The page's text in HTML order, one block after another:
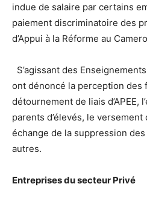
indue de salaire par certains
paiement discriminatoire des
d’Appui à la Réforme au
S’agissant des
ont dénoncé la perception des
détournement de liais d’APEE,
parents d’élevés, le versement
échange de la suppression
autres.
Entreprises du secteur Privé